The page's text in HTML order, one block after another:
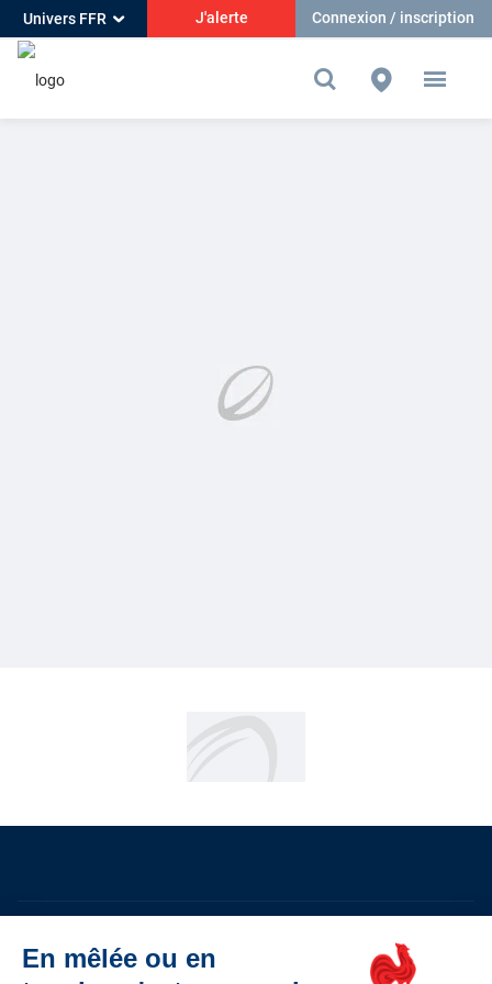
Univers FFR J'alerte Connexion / inscription